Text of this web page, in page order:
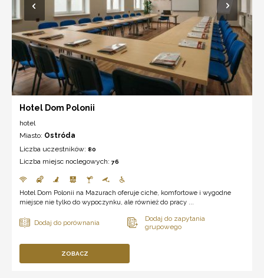
Hotel Dom Polonii
hotel
Miasto: Ostróda
Liczba uczestników: 80
Liczba miejsc noclegowych: 76
Hotel Dom Polonii na Mazurach oferuje ciche, komfortowe i wygodne
miejsce nie tylko do wypoczynku, ale również do pracy ...
ZOBACZ